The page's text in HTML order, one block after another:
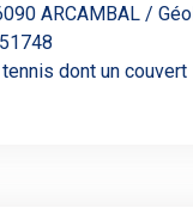
ARCAMBAL /
dont un couvert